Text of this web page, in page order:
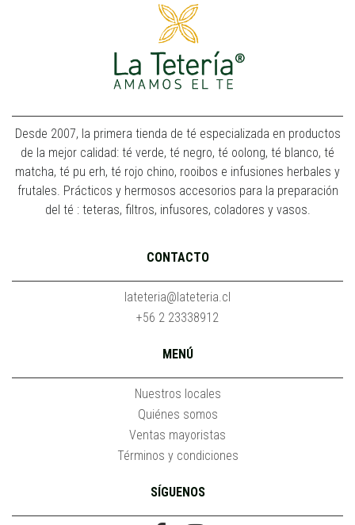
Desde 2007, la primera tienda de té especializada en productos
de la mejor calidad: té verde, té negro, té oolong, té blanco, té
matcha, té pu erh, té rojo chino, rooibos e infusiones herbales y
frutales. Prácticos y hermosos accesorios para la preparación
del té : teteras, filtros, infusores, coladores y vasos.
CONTACTO
lateteria@lateteria.cl
+56 2 23338912
MENÚ
Nuestros locales
Quiénes somos
Ventas mayoristas
Términos y condiciones
SÍGUENOS